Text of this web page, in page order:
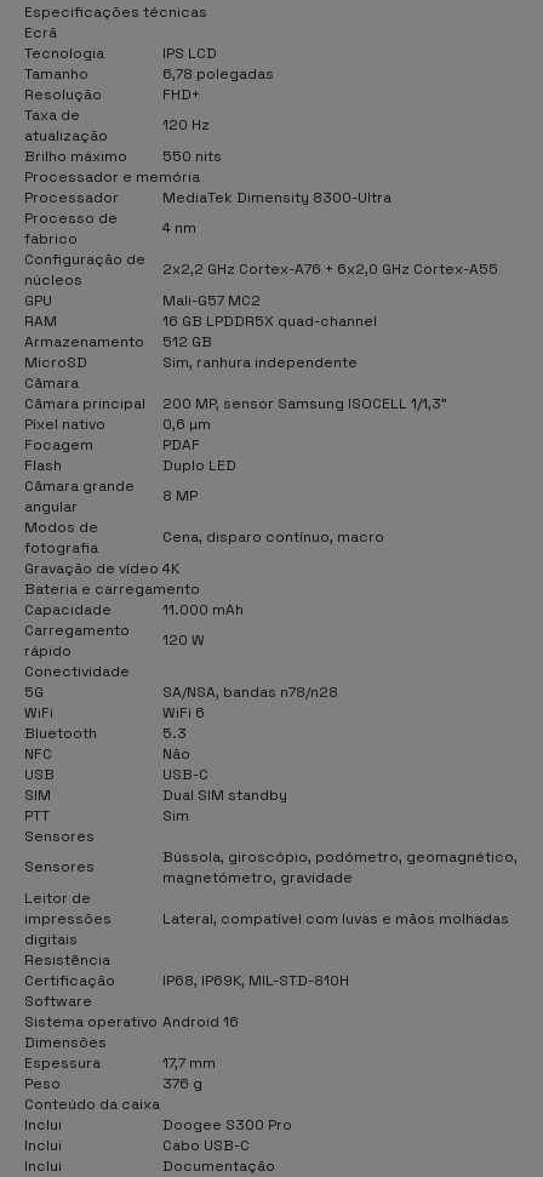
Especificações técnicas
Ecrã
Tecnologia
IPS LCD
Tamanho
6,78 polegadas
Resolução
FHD+
Taxa de
atualização
120 Hz
Brilho máximo
550 nits
Processador e memória
Processador
MediaTek Dimensity 8300-Ultra
Processo de
fabrico
4 nm
Configuração de
núcleos
2x2,2 GHz Cortex-A76 + 6x2,0 GHz Cortex-A55
GPU
Mali-G57 MC2
RAM
16 GB LPDDR5X quad-channel
Armazenamento
512 GB
MicroSD
Sim, ranhura independente
Câmara
Câmara principal
200 MP, sensor Samsung ISOCELL 1/1,3"
Píxel nativo
0,6 µm
Focagem
PDAF
Flash
Duplo LED
Câmara grande
angular
8 MP
Modos de
fotografia
Cena, disparo contínuo, macro
Gravação de vídeo 4K
Bateria e carregamento
Capacidade
11.000 mAh
Carregamento
rápido
120 W
Conectividade
5G
SA/NSA, bandas n78/n28
WiFi
WiFi 6
Bluetooth
5.3
NFC
Não
USB
USB-C
SIM
Dual SIM standby
PTT
Sim
Sensores
Sensores
Bússola, giroscópio, podómetro, geomagnético,
magnetómetro, gravidade
Leitor de
impressões
digitais
Lateral, compatível com luvas e mãos molhadas
Resistência
Certificação
IP68, IP69K, MIL-STD-810H
Software
Sistema operativo Android 16
Dimensões
Espessura
17,7 mm
Peso
376 g
Conteúdo da caixa
Inclui
Doogee S300 Pro
Inclui
Cabo USB-C
Inclui
Documentação